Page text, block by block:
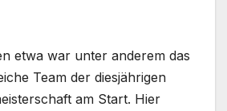
etwa war unter anderem das
Team der diesjährigen
am Start. Hier